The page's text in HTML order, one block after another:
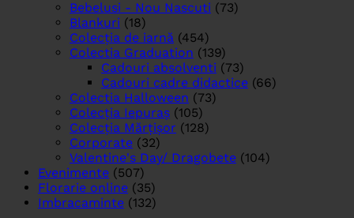
Bebelusi - Nou Nascuti (73)
Blankuri (18)
Colecția de iarnă (454)
Colectia Graduation (139)
Cadouri absolventi (73)
Cadouri cadre didactice (66)
Colectia Halloween (73)
Colecția Iepuraș (105)
Colecția Mărțișor (128)
Corporate (32)
Valentine's Day/ Dragobete (104)
Evenimente (507)
Florarie online (35)
Imbracaminte (132)